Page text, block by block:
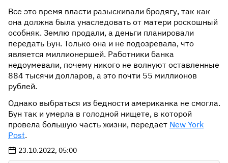
Все это время власти разыскивали бродягу, так как
она должна была унаследовать от матери роскошный
особняк. Землю продали, а деньги планировали
передать Бун. Только она и не подозревала, что
является миллионершей. Работники банка
недоумевали, почему никого не волнуют оставленные
884 тысячи долларов, а это почти 55 миллионов
рублей.
Однако выбраться из бедности американка не смогла.
Бун так и умерла в голодной нищете, в которой
провела большую часть жизни, передает New York
Post.
23.10.2022, 05:00